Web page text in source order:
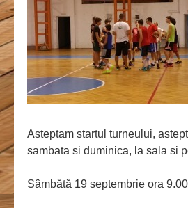
Asteptam startul turneului,
sambata si duminica, la sala si
Sâmbătă 19 septembrie ora